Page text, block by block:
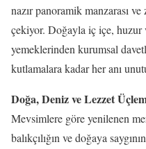
nazır panoramik manzarası
çekiyor. Doğayla iç içe, huzur
yemeklerinden kurumsal
kutlamalara kadar her anı
Doğa, Deniz ve Lezzet
Mevsimlere göre yenilenen
balıkçılığın ve doğaya